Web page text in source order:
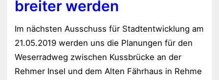
breiter werden
Im nächsten Ausschuss für Stadtentwicklung am
21.05.2019 werden uns die Planungen für den
Weserradweg zwischen Kussbrücke an der
Rehmer Insel und dem Alten Fährhaus in Rehme